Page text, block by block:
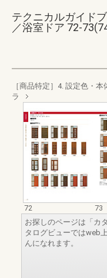
テクニカルガイド
／浴室ドア 72-
［商品特定］4. 設定色・
ラ
72
73
お探しのページは「カ
タログビューではweb
んになれます。